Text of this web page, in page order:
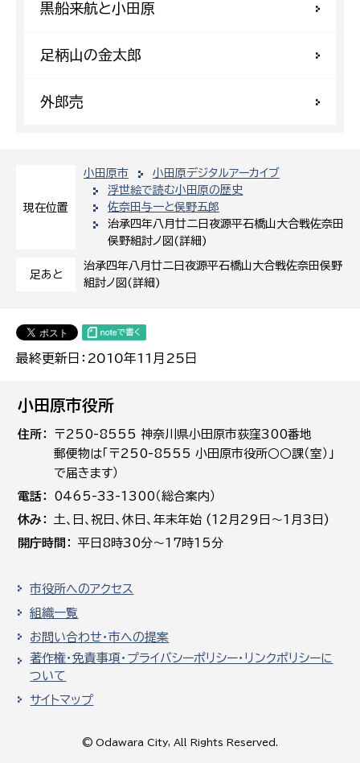
現在位置
小田原市
小田原デジタルアーカイブ
浮世絵で読む小田原の歴史
佐奈田与一と俣野五郎
治承四年八月廿二日夜源平石橋山大合戦佐奈田
俣野組討ノ図(詳細)
足あと
治承四年八月廿二日夜源平石橋山大合戦佐奈田俣野
組討ノ図(詳細)
最終更新日：2010年11月25日
黒船来航と小田原
足柄山の金太郎
外郎売
小田原市役所
住所
〒250-8555 神奈川県小田原市荻窪300番地
郵便物は「〒250-8555 小田原市役所○○課（室）」
で届きます）
電話
0465-33-1300（総合案内）
休み
土､日､祝日、休日、年末年始 (12月29日～1月3日)
開庁時間
平日8時30分～17時15分
市役所へのアクセス
組織一覧
お問い合わせ・市への提案
著作権・免責事項・プライバシーポリシー・リンクポリシーに
ついて
サイトマップ
© Odawara City, All Rights Reserved.